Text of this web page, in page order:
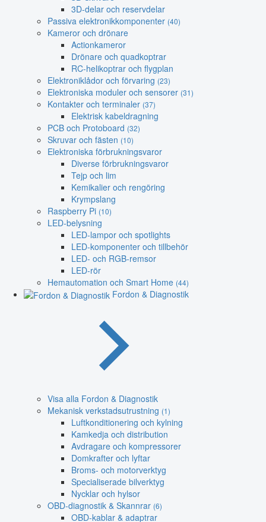
3D-delar och reservdelar
Passiva elektronikkomponenter (40)
Kameror och drönare
Actionkameror
Drönare och quadkoptrar
RC-helikoptrar och flygplan
Elektroniklådor och förvaring (23)
Elektroniska moduler och sensorer (31)
Kontakter och terminaler (37)
Elektrisk kabeldragning
PCB och Protoboard (32)
Skruvar och fästen (10)
Elektroniska förbrukningsvaror
Diverse förbrukningsvaror
Tejp och lim
Kemikalier och rengöring
Krympslang
Raspberry Pi (10)
LED-belysning
LED-lampor och spotlights
LED-komponenter och tillbehör
LED- och RGB-remsor
LED-rör
Hemautomation och Smart Home (44)
Fordon & Diagnostik
Visa alla Fordon & Diagnostik
Mekanisk verkstadsutrustning (1)
Luftkonditionering och kylning
Kamkedja och distribution
Avdragare och kompressorer
Domkrafter och lyftar
Broms- och motorverktyg
Specialiserade bilverktyg
Nycklar och hylsor
OBD-diagnostik & Skannrar (6)
OBD-kablar & adaptrar